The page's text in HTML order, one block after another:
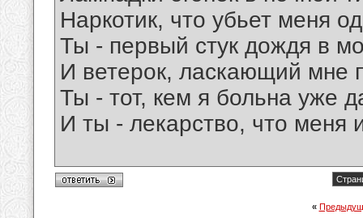
Наркотик, что убьет меня
Ты - первый стук дождя в
И ветерок, ласкающий мне
Ты - тот, кем я больна уже
И ты - лекарство, что меня
«